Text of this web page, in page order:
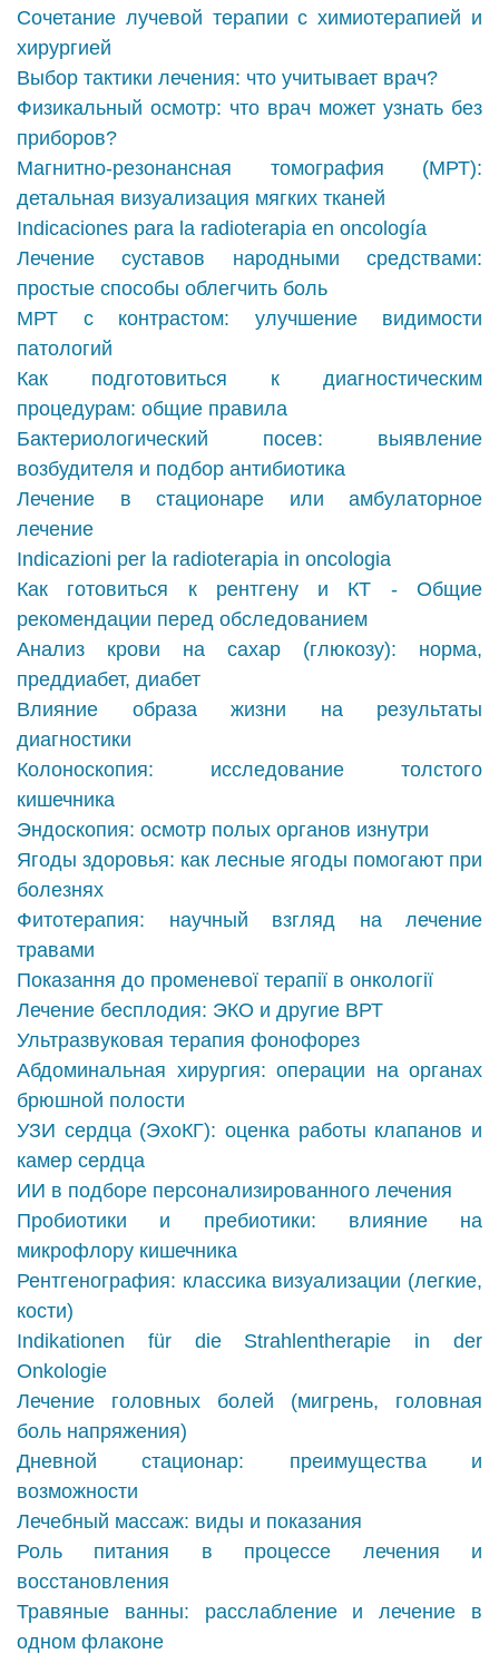
Сочетание лучевой терапии с химиотерапией и
хирургией
Выбор тактики лечения: что учитывает врач?
Физикальный осмотр: что врач может узнать без
приборов?
Магнитно-резонансная томография (МРТ):
детальная визуализация мягких тканей
Indicaciones para la radioterapia en oncología
Лечение суставов народными средствами:
простые способы облегчить боль
МРТ с контрастом: улучшение видимости
патологий
Как подготовиться к диагностическим
процедурам: общие правила
Бактериологический посев: выявление
возбудителя и подбор антибиотика
Лечение в стационаре или амбулаторное
лечение
Indicazioni per la radioterapia in oncologia
Как готовиться к рентгену и КТ - Общие
рекомендации перед обследованием
Анализ крови на сахар (глюкозу): норма,
преддиабет, диабет
Влияние образа жизни на результаты
диагностики
Колоноскопия: исследование толстого
кишечника
Эндоскопия: осмотр полых органов изнутри
Ягоды здоровья: как лесные ягоды помогают при
болезнях
Фитотерапия: научный взгляд на лечение
травами
Показання до променевої терапії в онкології
Лечение бесплодия: ЭКО и другие ВРТ
Ультразвуковая терапия фонофорез
Абдоминальная хирургия: операции на органах
брюшной полости
УЗИ сердца (ЭхоКГ): оценка работы клапанов и
камер сердца
ИИ в подборе персонализированного лечения
Пробиотики и пребиотики: влияние на
микрофлору кишечника
Рентгенография: классика визуализации (легкие,
кости)
Indikationen für die Strahlentherapie in der
Onkologie
Лечение головных болей (мигрень, головная
боль напряжения)
Дневной стационар: преимущества и
возможности
Лечебный массаж: виды и показания
Роль питания в процессе лечения и
восстановления
Травяные ванны: расслабление и лечение в
одном флаконе